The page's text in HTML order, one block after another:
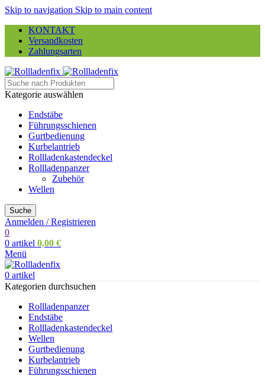
Skip to navigation Skip to main content
KONTAKT
Versandkosten
Zahlungsarten
Kategorie auswählen
Endstäbe
Führungsschienen
Gurtbedienung
Kurbelantrieb
Rollladenkastendeckel
Rollladenpanzer
Zubehör
Wellen
Suche
Anmelden / Registrieren
0
0 artikel 0,00 €
Menü
0 artikel
Kategorien durchsuchen
Rollladenpanzer
Endstäbe
Rollladenkastendeckel
Wellen
Gurtbedienung
Kurbelantrieb
Führungsschienen